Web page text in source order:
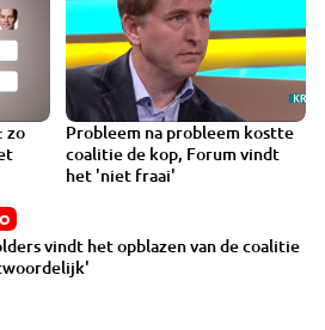
zo
Probleem na probleem kostte
coalitie de kop, Forum vindt
het 'niet fraai'
VIDEO
vindt het opblazen van de coalitie